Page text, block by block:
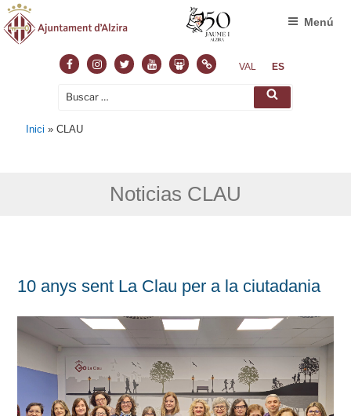
FacebookInstagram
TwitterYoutubeSlideshare
NormasVAL ES
Buscar
Buscar
Menú
Inici »CLAU
Noticias CLAU
10 anys sent La Clau per a la ciutadania